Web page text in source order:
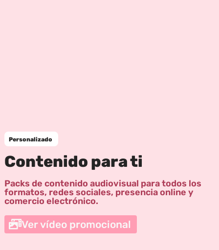
Personalizado
Contenido para ti
Packs de contenido audiovisual para todos los
formatos, redes sociales, presencia online y
comercio electrónico.
Ver vídeo promocional